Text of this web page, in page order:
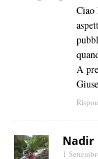
Ciao
A
Nadir
1